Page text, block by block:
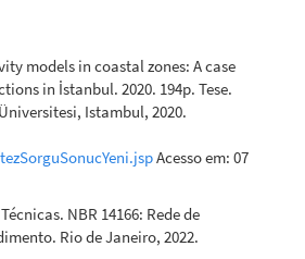
models in coastal zones: A case
in İstanbul. 2020. 194p. Tese.
Istambul, 2020.
Acesso em: 07
NBR 14166: Rede de
Rio de Janeiro, 2022.